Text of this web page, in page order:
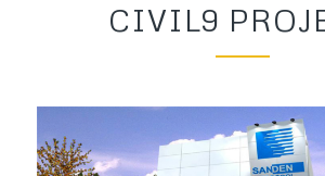
CIVIL9